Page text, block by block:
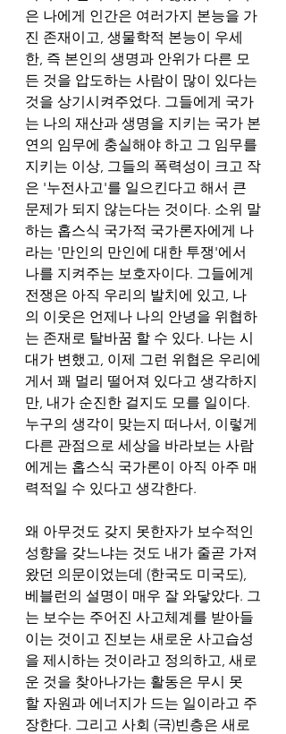
은 나에게 인간은 여러가지 본능을 가
진 존재이고, 생물학적 본능이 우세
한, 즉 본인의 생명과 안위가 다른 모
든 것을 압도하는 사람이 많이 있다는
것을 상기시켜주었다. 그들에게 국가
는 나의 재산과 생명을 지키는 국가 본
연의 임무에 충실해야 하고 그 임무를
지키는 이상, 그들의 폭력성이 크고 작
은 '누전사고'를 일으킨다고 해서 큰
문제가 되지 않는다는 것이다. 소위 말
하는 홉스식 국가적 국가론자에게 나
라는 '만인의 만인에 대한 투쟁'에서
나를 지켜주는 보호자이다. 그들에게
전쟁은 아직 우리의 발치에 있고, 나
의 이웃은 언제나 나의 안녕을 위협하
는 존재로 탈바꿈 할 수 있다. 나는 시
대가 변했고, 이제 그런 위협은 우리에
게서 꽤 멀리 떨어져 있다고 생각하지
만, 내가 순진한 걸지도 모를 일이다.
누구의 생각이 맞는지 떠나서, 이렇게
다른 관점으로 세상을 바라보는 사람
에게는 홉스식 국가론이 아직 아주 매
력적일 수 있다고 생각한다.
왜 아무것도 갖지 못한자가 보수적인
성향을 갖느냐는 것도 내가 줄곧 가져
왔던 의문이었는데 (한국도 미국도),
베블런의 설명이 매우 잘 와닿았다. 그
는 보수는 주어진 사고체계를 받아들
이는 것이고 진보는 새로운 사고습성
을 제시하는 것이라고 정의하고, 새로
운 것을 찾아나가는 활동은 무시 못
할 자원과 에너지가 드는 일이라고 주
장한다. 그리고 사회 (극)빈층은 새로